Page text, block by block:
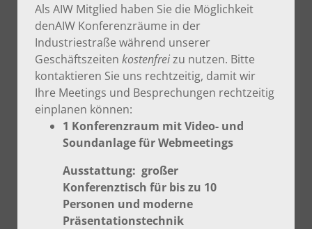
Als AIW Mitglied haben Sie die Möglichkeit
denAIW Konferenzräume in der
Industriestraße während unserer
Geschäftszeiten kostenfreizu nutzen. Bitte
kontaktieren Sie uns rechtzeitig, damit wir
Ihre Meetings und Besprechungen rechtzeitig
einplanen können:
1 Konferenzraum mit Video- und
Soundanlage für Webmeetings
Ausstattung: großer
Konferenztisch für bis zu 10
Personen und moderne
Präsentationstechnik